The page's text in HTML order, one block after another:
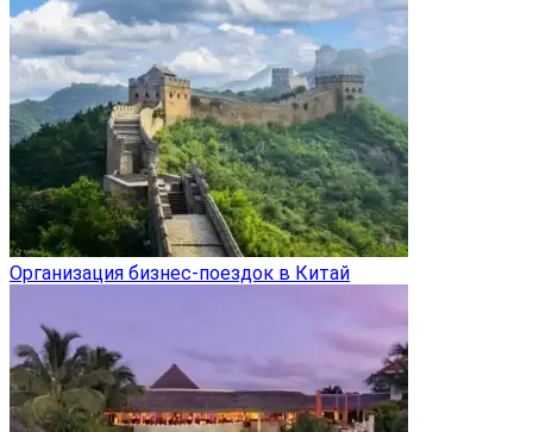
Организация бизнес-поездок в Китай